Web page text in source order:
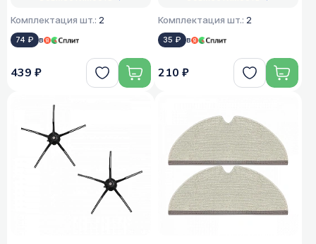
Комплектация шт.: 2
74 ₽ в
439 ₽
Комплектация шт.: 2
35 ₽ в
210 ₽